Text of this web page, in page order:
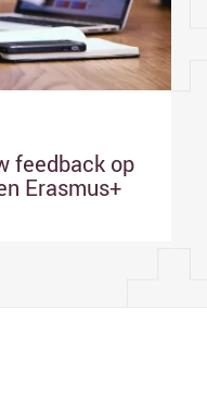
feedback op
Erasmus+